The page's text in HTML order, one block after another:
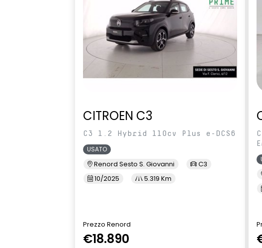
CITROEN C3
C3 1.2 Hybrid 110cv Plus e-DCS6
USATO
Renord Sesto S. Giovanni
C3
10/2025
5.319 Km
Prezzo Renord
€18.890